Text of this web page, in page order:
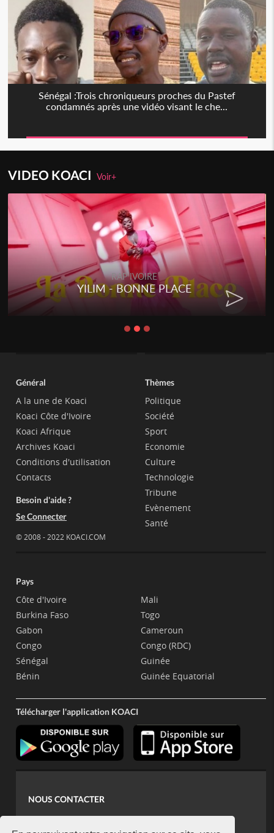
Sénégal :Trois chroniqueurs proches du Pastef
condamnés après une vidéo visant le che...
VIDEO KOACIVoir+
RAP IVOIRE
YILIM - BONNE PLACE
Général
A la une de Koaci
Koaci Côte d'Ivoire
Koaci Afrique
Archives Koaci
Conditions d'utilisation
Contacts
Besoin d'aide ?
Se Connecter
© 2008 - 2022 KOACI.COM
Thèmes
Politique
Société
Sport
Economie
Culture
Technologie
Tribune
Evènement
Santé
Pays
Côte d'Ivoire
Burkina Faso
Gabon
Congo
Sénégal
Bénin
Mali
Togo
Cameroun
Congo (RDC)
Guinée
Guinée Equatorial
Télécharger l'application KOACI
NOUS CONTACTER